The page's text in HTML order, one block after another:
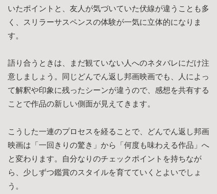
いたポイントと、友人が気づいていた伏線が違うことも多
く、スリラーサスペンスの体験が一気に立体的になりま
す。
語り合うときは、まだ観ていない人へのネタバレにだけ注
意しましょう。同じどんでん返し邦画映画でも、人によっ
て解釈や印象に残ったシーンが違うので、感想を共有する
ことで作品の新しい側面が見えてきます。
こうした一連のプロセスを経ることで、どんでん返し邦画
映画は「一回きりの驚き」から「何度も味わえる作品」へ
と変わります。自分なりのチェックポイントを持ちなが
ら、少しずつ鑑賞のスタイルを育てていくとよいでしょ
う。